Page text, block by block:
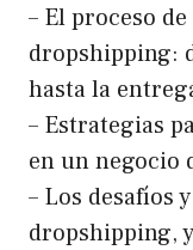
– El proceso
dropshipping:
hasta la
– Estrategias
en un negocio
– Los desafíos
dropshipping,